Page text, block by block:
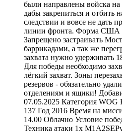
были направлены войска
дабы закрепиться и отбить
следствии и вовсе не дать
линии фронта. Форма США
Запрещено застраивать
баррикадами, а так же
захвата нужно удерживать
Для победы необходимо
лёгкий захват. Зоны
резервов - обязательно
отделениям и ящики!
07.05.2025 Категория WOG
137 Год 2016 Время на
14.00 Облачно Условие
Техника атаки 1х